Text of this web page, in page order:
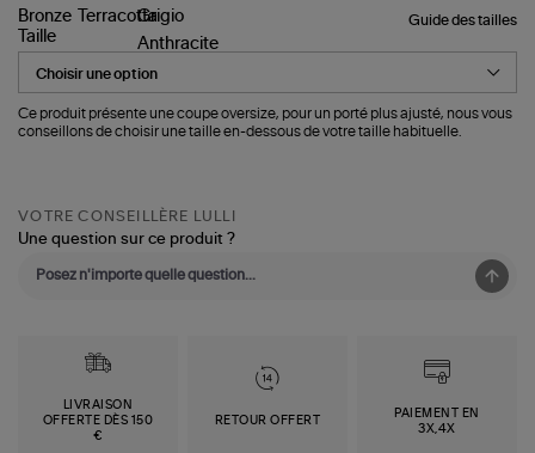
Guide des tailles
Taille
Ce produit présente une coupe oversize, pour un porté plus ajusté, nous vous
conseillons de choisir une taille en-dessous de votre taille habituelle.
VOTRE CONSEILLÈRE LULLI
Une question sur ce produit ?
LIVRAISON
OFFERTE DÈS 150
€
RETOUR OFFERT
PAIEMENT EN
3X,4X